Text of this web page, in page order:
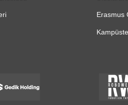
Erasmus